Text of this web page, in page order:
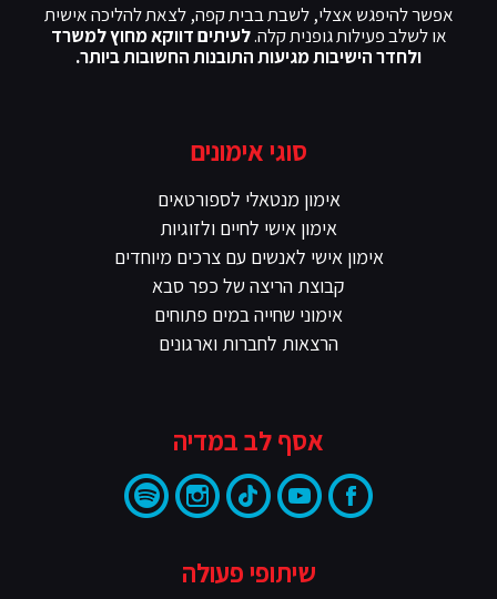
אפשר להיפגש אצלי, לשבת בבית קפה, לצאת להליכה אישית
או לשלב פעילות גופנית קלה.לעיתים דווקא מחוץ למשרד
ולחדר הישיבות מגיעות התובנות החשובות ביותר.
סוגי אימונים
אימון מנטאלי לספורטאים
אימון אישי לחיים ולזוגיות
אימון אישי לאנשים עם צרכים מיוחדים
קבוצת הריצה של כפר סבא
אימוני שחייה במים פתוחים
הרצאות לחברות וארגונים
אסף לב במדיה
שיתופי פעולה